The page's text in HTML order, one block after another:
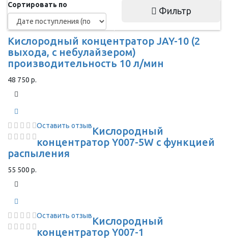
Сортировать по
Фильтр
Кислородный концентратор JAY-10 (2
выхода, с небулайзером)
производительность 10 л/мин
48 750 р.
Оставить отзывКислородный
концентратор Y007-5W с функцией
распыления
55 500 р.
Оставить отзывКислородный
концентратор Y007-1